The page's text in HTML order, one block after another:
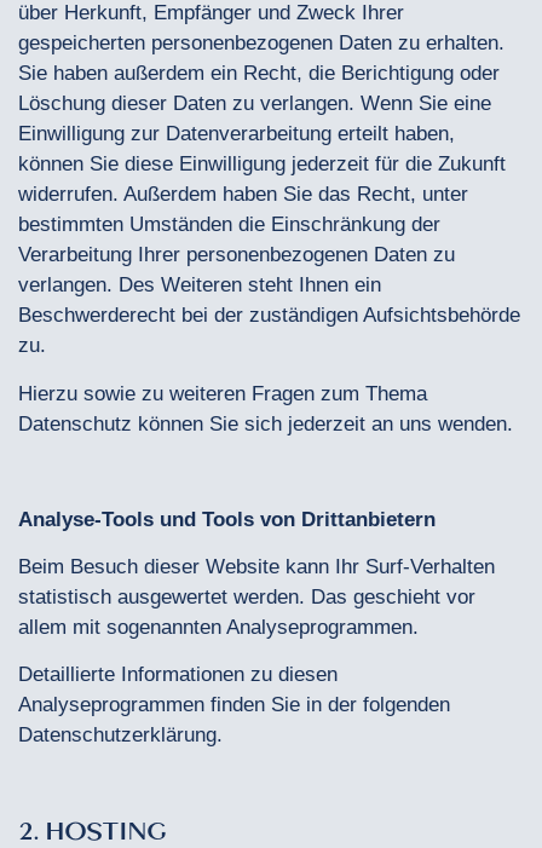
über Herkunft, Empfänger und Zweck Ihrer
gespeicherten personenbezogenen Daten zu erhalten.
Sie haben außerdem ein Recht, die Berichtigung oder
Löschung dieser Daten zu verlangen. Wenn Sie eine
Einwilligung zur Datenverarbeitung erteilt haben,
können Sie diese Einwilligung jederzeit für die Zukunft
widerrufen. Außerdem haben Sie das Recht, unter
bestimmten Umständen die Einschränkung der
Verarbeitung Ihrer personenbezogenen Daten zu
verlangen. Des Weiteren steht Ihnen ein
Beschwerderecht bei der zuständigen Aufsichtsbehörde
zu.
Hierzu sowie zu weiteren Fragen zum Thema
Datenschutz können Sie sich jederzeit an uns wenden.
Analyse-Tools und Tools von Drittanbietern
Beim Besuch dieser Website kann Ihr Surf-Verhalten
statistisch ausgewertet werden. Das geschieht vor
allem mit sogenannten Analyseprogrammen.
Detaillierte Informationen zu diesen
Analyseprogrammen finden Sie in der folgenden
Datenschutzerklärung.
2. HOSTING